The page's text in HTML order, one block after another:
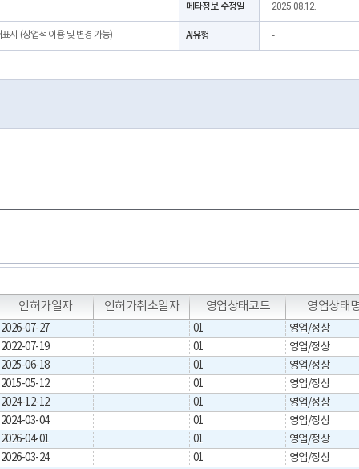
메타정보 수정일 2025.08.12.
시 (상업적 이용 및 변경 가능) AI유형 -
인허가일자 인허가취소일자 영업상태코드 영업상태
T T
2026-07-27 01
영업/정상
2022-07-19
01
영업/정상
2025-06-18
01
영업/정상
2015-05-12
01
영업/정상
2024-12-12
01
영업/정상
2024-03-04
01
영업/정상
2026-04-01
01
영업/정상
2026-03-24
01
영업/정상